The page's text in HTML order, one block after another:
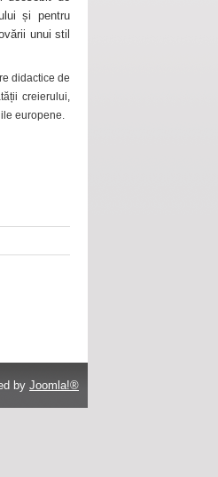
și pentru
unui stil
didactice de
creierului,
europene.
by Joomla!®